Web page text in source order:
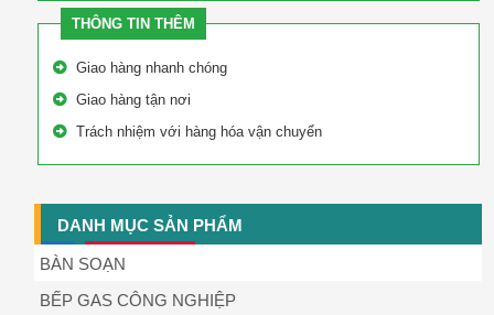
THÔNG TIN THÊM
Giao hàng nhanh chóng
Giao hàng tận nơi
Trách nhiệm với hàng hóa vận chuyển
DANH MỤC SẢN PHẨM
BÀN SOẠN
BẾP GAS CÔNG NGHIỆP